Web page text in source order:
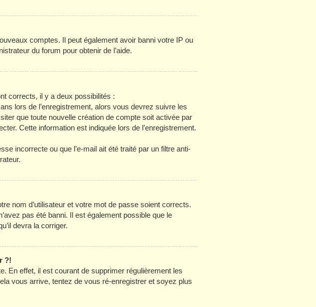
comptes. Il peut également avoir banni votre IP ou
du forum pour obtenir de l’aide.
corrects, il y a deux possibilités :
lors de l’enregistrement, alors vous devrez suivre les
que toute nouvelle création de compte soit activée par
Cette information est indiquée lors de l’enregistrement.
incorrecte ou que l’e-mail ait été traité par un filtre anti-
nom d’utilisateur et votre mot de passe soient corrects.
pas été banni. Il est également possible que le
devra la corriger.
?!
En effet, il est courant de supprimer régulièrement les
vous arrive, tentez de vous ré-enregistrer et soyez plus